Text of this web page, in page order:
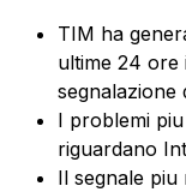
TIM ha
ultime 24 ore
segnalazione
I problemi
riguardano
Il segnale piu